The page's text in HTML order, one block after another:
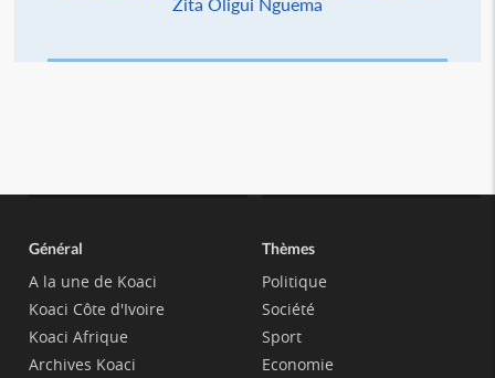
Général
A la une de Koaci
Koaci Côte d'Ivoire
Koaci Afrique
Archives Koaci
Thèmes
Politique
Société
Sport
Economie